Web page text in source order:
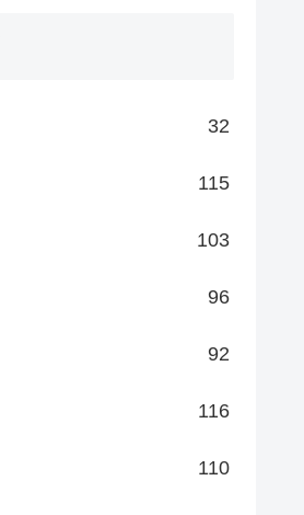
32
115
103
96
92
116
110